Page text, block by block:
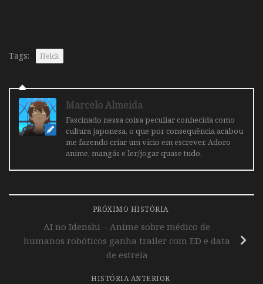
Tags: Helck
Marcelo Almeida
Fascinado nessa coisa peculiar conhecida como
cultura japonesa, o que por consequência acabou
me fazendo criar um vicio em escrever. Adoro
anime, mangás e ler/jogar quase tudo.
PRÓXIMO HISTÓRIA
AI no Idenshi – Anime sobre médico de
humanos robóticos ganha trailer com ED e data
de estreia
HISTÓRIA ANTERIOR